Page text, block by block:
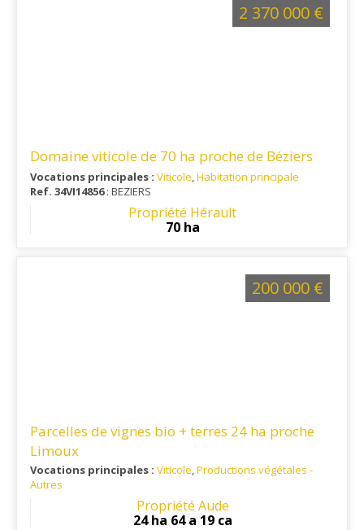
Domaine viticole de 70 ha proche de Béziers
Vocations principales : Viticole,Habitation principale
Ref. 34VI14856: BEZIERS
Propriété Hérault
70 ha
2 370 000 €
Parcelles de vignes bio + terres 24 ha proche
Limoux
Vocations principales : Viticole,Productions végétales -
Autres
: Parcelles situées dans le Razès, sur le
versant sud du massif de la Malepère.
Propriété Aude
24 ha 64 a 19 ca
200 000 €